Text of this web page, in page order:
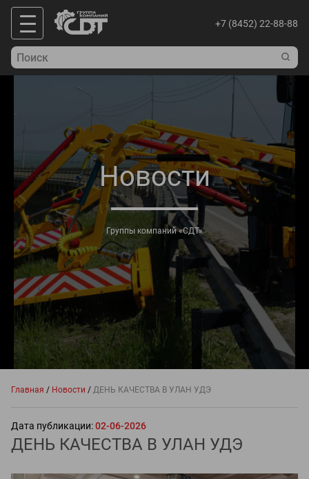
+7 (8452) 22-88-88
Новости
Группы компаний «СДТ»
Главная / Новости / ДЕНЬ КАЧЕСТВА В УЛАН УДЭ
ДЕНЬ КАЧЕСТВА В УЛАН УДЭ
Дата публикации:02-06-2026